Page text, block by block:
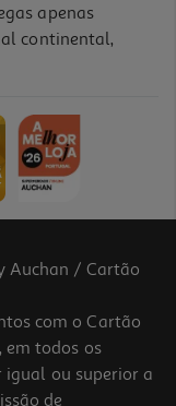
apenas
continental,
Auchan / Cartão
com o Cartão
em todos os
ou superior a
de